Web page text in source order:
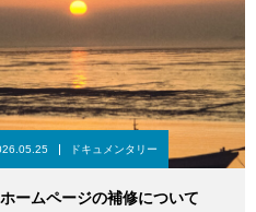
ドキュメンタリー
ホームページの補修について